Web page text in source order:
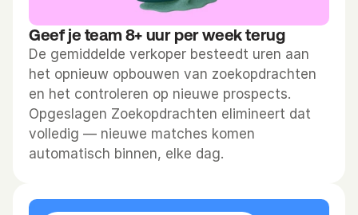
Geef je team 8+ uur per week terug
De gemiddelde verkoper besteedt uren aan
het opnieuw opbouwen van zoekopdrachten
en het controleren op nieuwe prospects.
Opgeslagen Zoekopdrachten elimineert dat
volledig — nieuwe matches komen
automatisch binnen, elke dag.